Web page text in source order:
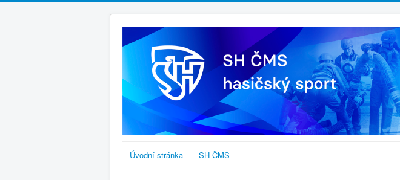
Úvodní stránka SH ČMS